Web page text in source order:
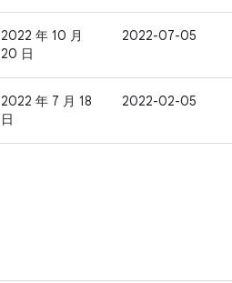
2022 年 10 月
20 日
2022-07-05
2022 年 7 月 18
日
2022-02-05